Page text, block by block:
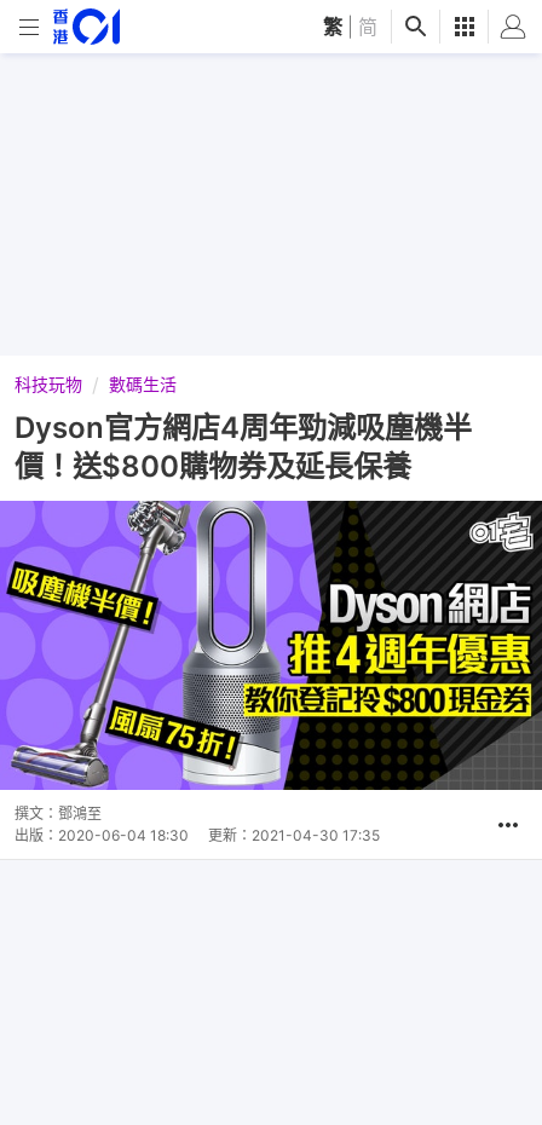
繁 简
科技玩物 數碼生活
Dyson官方網店4周年勁減吸塵機半
價！送$800購物券及延長保養
撰文： 鄧鴻至
出版： 2020-06-04 18:30 更新： 2021-04-30 17:35